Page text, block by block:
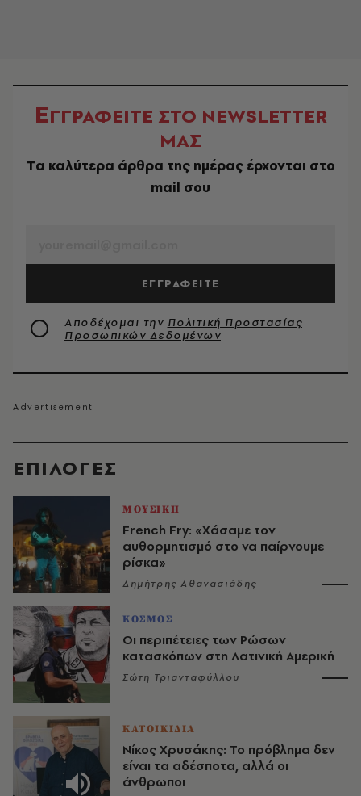
EΠΙΛΟΓΈΣ
ΜΟΥΣΙΚΗ
French Fry: «Χάσαμε τον
αυθορμητισμό στο να παίρνουμε
ρίσκα»
Δημήτρης Αθανασιάδης
ΚΟΣΜΟΣ
Οι περιπέτειες των Ρώσων
κατασκόπων στη Λατινική Αμερική
Σώτη Τριανταφύλλου
ΚΑΤΟΙΚΙΔΙΑ
Νίκος Χρυσάκης: Το πρόβλημα δεν
είναι τα αδέσποτα, αλλά οι
άνθρωποι
ΕΓΓΡΑΦΕΙΤΕ ΣΤΟ NEWSLETTER
ΜΑΣ
Tα καλύτερα άρθρα της ημέρας έρχονται στο
mail σου
ΕΓΓΡΑΦΕΙΤΕ
Αποδέχομαι την Πολιτική Προστασίας
Προσωπικών Δεδομένων